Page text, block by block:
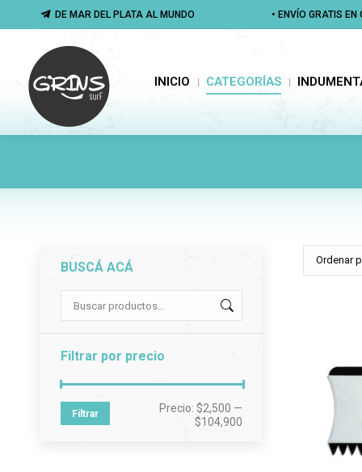
DE MAR DEL PLATA AL MUNDO • ENVÍO GRATIS
INICIO CATEGORÍAS
BUSCÁ ACÁ
Filtrar por precio
Filtrar Precio: $2,500 —
$104,900
DE MAR DEL PLATA AL MUNDO • ENVÍO GRATIS
INICIO CATEGORÍAS